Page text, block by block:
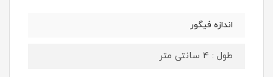
اندازه فیگور
طول : 4 سانتی متر